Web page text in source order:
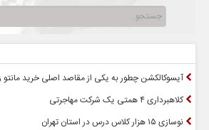
آیسوکالکشن چطور به یکی از مقاصد اصلی خرید مانتو
کلاهبرداری ۴ همتی یک شرکت مهاجرتی
نوسازی ۱۵ هزار کلاس درس در استان تهران